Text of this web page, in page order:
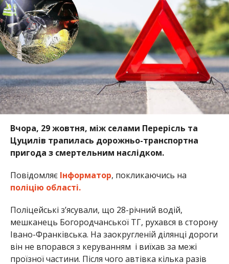
Вчора, 29 жовтня, між селами Перерісль та
Цуцилів трапилась дорожньо-транспортна
пригода з смертельним наслідком.
Повідомляє Інформатор, покликаючись на
поліцію області.
Поліцейські з’ясували, що 28-річний водій,
мешканець Богородчанської ТГ, рухався в сторону
Івано-Франківська. На заокругленій ділянці дороги
він не впорався з керуванням і виїхав за межі
проїзної частини. Після чого автівка кілька разів